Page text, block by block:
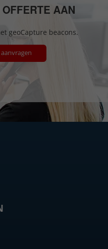
AAN
geoCapture beacons.